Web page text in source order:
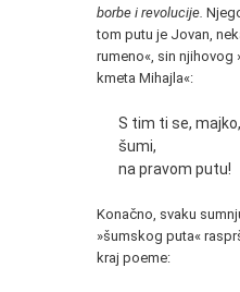
borbe i revolucije.
tom putu je Jovan,
rumeno«, sin njihovog
kmeta Mihajla«:
S tim ti se,
šumi,
na pravom putu!
Konačno, svaku
»šumskog puta«
kraj poeme: